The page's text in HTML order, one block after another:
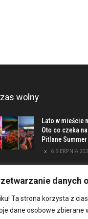
danych
Ta strona korzysta z
dane osobowe zbierane
wolny
Lato w mieście
Oto co czeka
Pitlane
6 SIERPNIA
Mieszkania i
w Marinie
5 SIERPNIA